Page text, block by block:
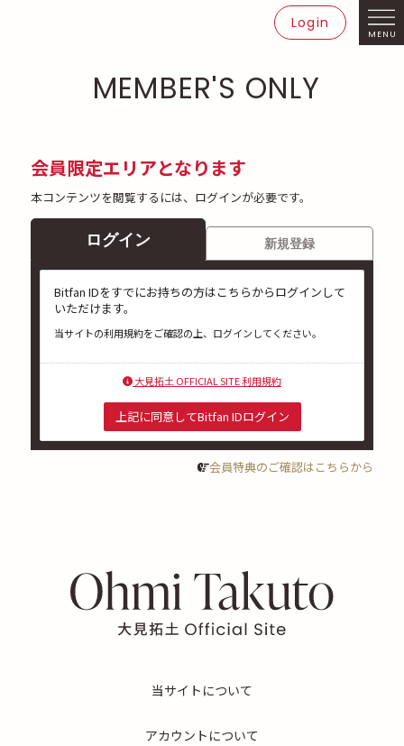
Login
MENU
MEMBER'S ONLY
会員限定エリアとなります
本コンテンツを閲覧するには、ログインが必要です。
ログイン 新規登録
Bitfan IDをすでにお持ちの方はこちらからログインして
いただけます。
当サイトの利用規約をご確認の上、ログインしてください。
大見拓土 OFFICIAL SITE 利用規約
上記に同意してBitfan IDログイン
会員特典のご確認はこちらから
当サイトについて
アカウントについて